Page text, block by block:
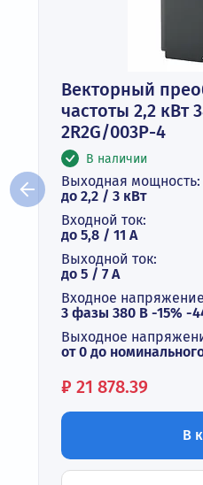
Векторный
частоты 2,2 кВт
2R2G/003P-4
В наличии
Выходная мощность:
до 2,2 / 3 кВт
Входной ток:
до 5,8 / 11 А
Выходной ток:
до 5 / 7 A
Входное
3 фазы 380 В -15% -
Выходное
от 0 до
Цена:
₽ 21 878.39
В